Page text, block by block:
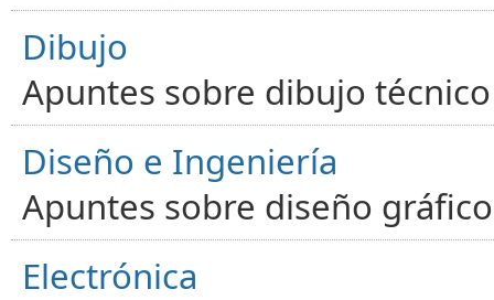
Dibujo
Apuntes sobre dibujo
Diseño e Ingeniería
Apuntes sobre diseño
Electrónica